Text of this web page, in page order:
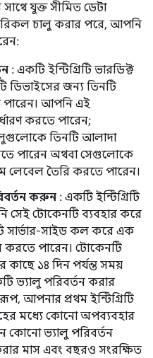
যুক্ত সীমিত ডেটা
রিকল চালু করার পরে, আপনি
: একটি ইন্টিগ্রিটি ভারডিক্ট
ডিভাইসের জন্য তিনটি
আপনি এই
করতে পারেন;
তিনটি আলাদা
পারেন অথবা সেগুলোকে
লেবেল তৈরি করতে পারেন।
করুন : একটি ইন্টিগ্রিটি
সেই টোকেনটি ব্যবহার করে
সার্ভার-সাইড কল করে এক
করতে পারেন। টোকেনটি
১৪ দিন পর্যন্ত সময়
ভ্যালু পরিবর্তন করার
আপনার প্রথম ইন্টিগ্রিটি
মধ্যে কোনো অপব্যবহার
কোনো ভ্যালু পরিবর্তন
মাস এবং বছরও সংরক্ষিত